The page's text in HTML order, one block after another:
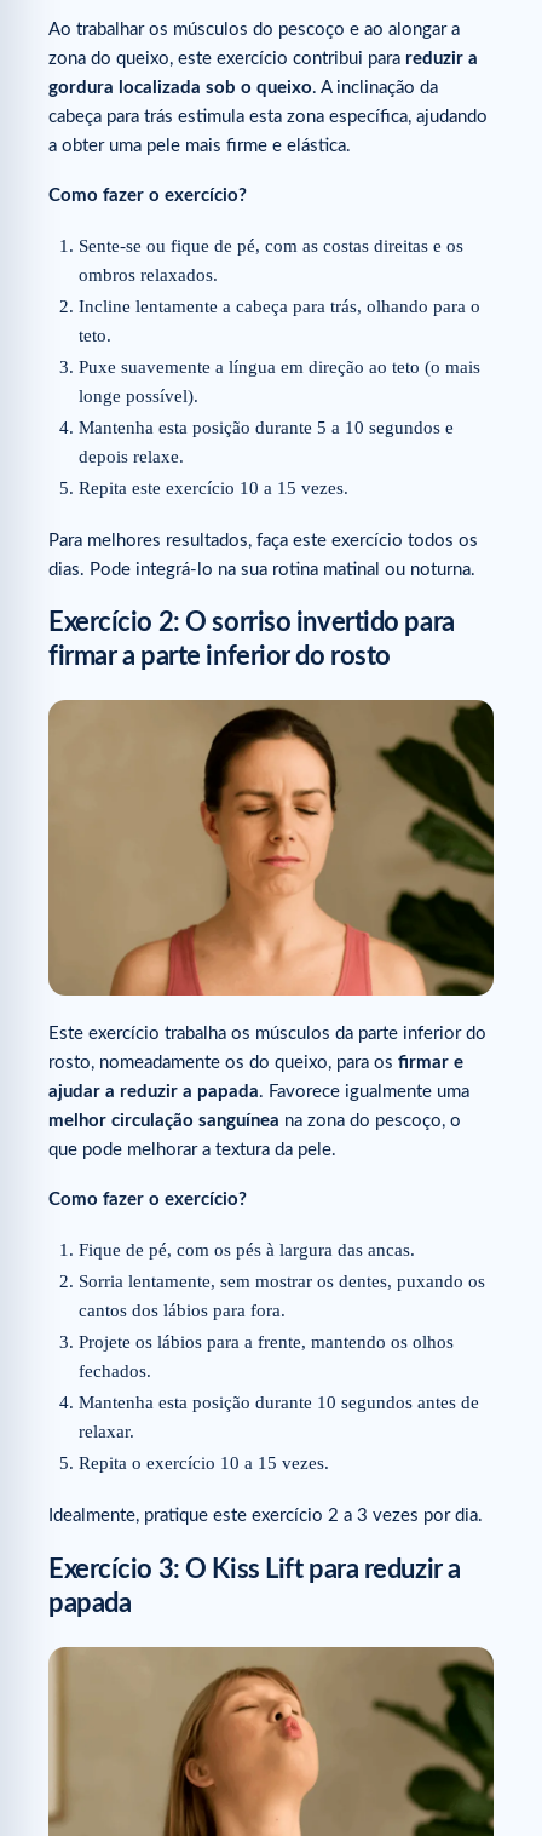
Ao trabalhar os músculos do pescoço e ao alongar a
zona do queixo, este exercício contribui para reduzir a
gordura localizada sob o queixo. A inclinação da
cabeça para trás estimula esta zona específica, ajudando
a obter uma pele mais firme e elástica.
Como fazer o exercício?
Sente-se ou fique de pé, com as costas direitas e os
ombros relaxados.
Incline lentamente a cabeça para trás, olhando para o
teto.
Puxe suavemente a língua em direção ao teto (o mais
longe possível).
Mantenha esta posição durante 5 a 10 segundos e
depois relaxe.
Repita este exercício 10 a 15 vezes.
Para melhores resultados, faça este exercício todos os
dias. Pode integrá-lo na sua rotina matinal ou noturna.
Exercício 2: O sorriso invertido para
firmar a parte inferior do rosto
Este exercício trabalha os músculos da parte inferior do
rosto, nomeadamente os do queixo, para os firmar e
ajudar a reduzir a papada. Favorece igualmente uma
melhor circulação sanguínea na zona do pescoço, o
que pode melhorar a textura da pele.
Como fazer o exercício?
Fique de pé, com os pés à largura das ancas.
Sorria lentamente, sem mostrar os dentes, puxando os
cantos dos lábios para fora.
Projete os lábios para a frente, mantendo os olhos
fechados.
Mantenha esta posição durante 10 segundos antes de
relaxar.
Repita o exercício 10 a 15 vezes.
Idealmente, pratique este exercício 2 a 3 vezes por dia.
Exercício 3: O Kiss Lift para reduzir a
papada